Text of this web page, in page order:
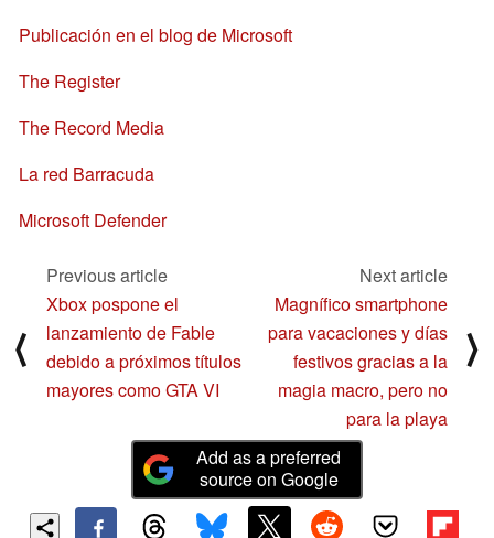
Publicación en el blog de Microsoft
The Register
The Record Media
La red Barracuda
Microsoft Defender
⟨
Previous article
Xbox pospone el
lanzamiento de Fable
debido a próximos títulos
mayores como GTA VI
Next article
Magnífico smartphone
para vacaciones y días
festivos gracias a la
magia macro, pero no
para la playa
⟩
Add as a preferred
source on Google